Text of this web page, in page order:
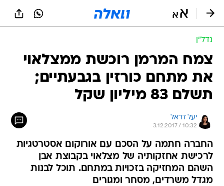
נדל״ן
צמח המרמן רוכשת ממצלאוי
את מתחם כורזין בגבעתיים;
תשלם 83 מיליון שקל
יעל דראל
3.12.2017 / 10:32
החברה חתמה על הסכם עם אורוקום אסטרטגיות
לרכישת אחזקותיה של מצלאוי בקבוצת אבן
השהם המחזיקה בזכויות במתחם. תוכל לבנות
מגדל משרדים, מסחר ומגורים